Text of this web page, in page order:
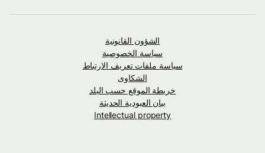
الشؤون القانونية
سياسة الخصوصية
سياسة ملفات تعريف الارتباط
الشكاوى
خريطة الموقع حسب البلد
بيان العبودية الحديثة
Intellectual property